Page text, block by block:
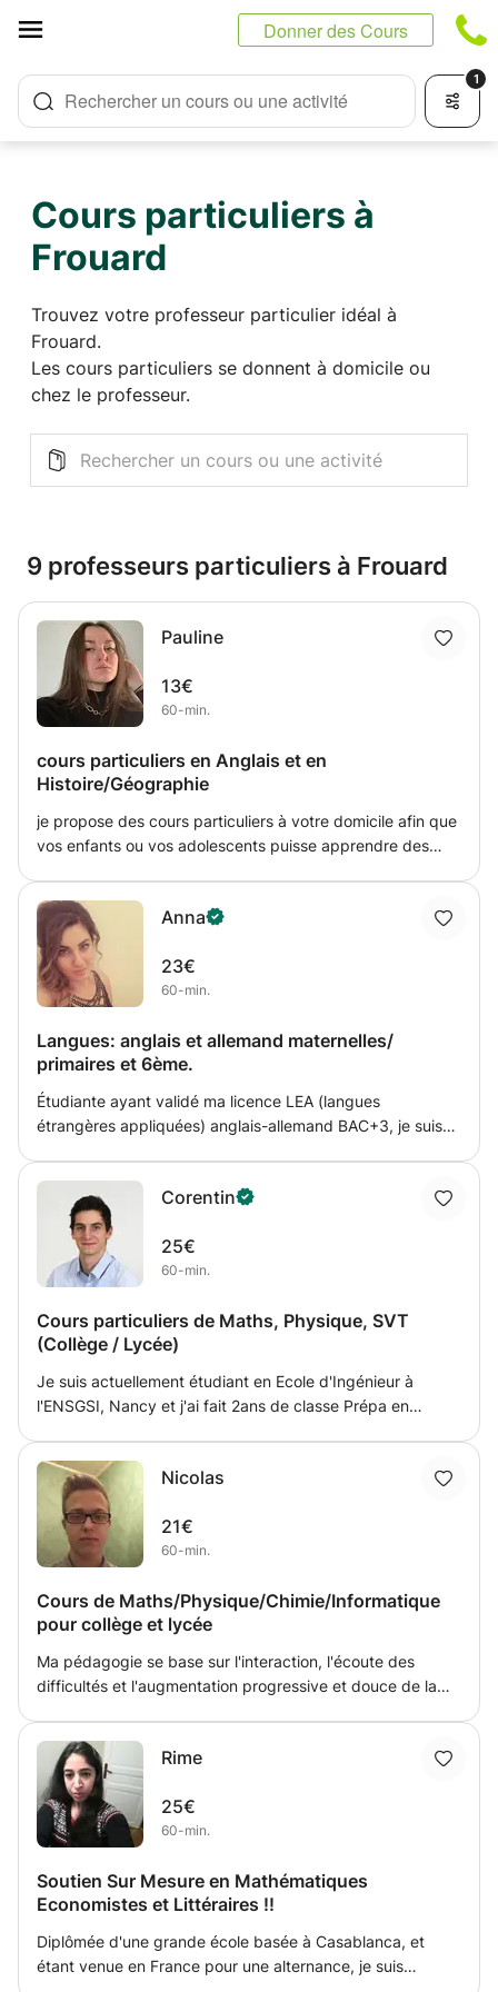
Donner des Cours
Rechercher un cours ou une activité
1
Cours particuliers à
Frouard
Trouvez votre professeur particulier idéal à
Frouard.
Les cours particuliers se donnent à domicile ou
chez le professeur.
9 professeurs particuliers à Frouard
Pauline
13€
60-min.
cours particuliers en Anglais et en
Histoire/Géographie
je propose des cours particuliers à votre domicile afin que
vos enfants ou vos adolescents puisse apprendre des
faire leurs devoir. Pour information je pourrais aider aussi
les adolescents qui souhaite s'entrainer pour le Grand oral
ou alors leurs contrôles.
Anna
23€
60-min.
Langues: anglais et allemand maternelles/
primaires et 6ème.
Étudiante ayant validé ma licence LEA (langues
étrangères appliquées) anglais-allemand BAC+3, je suis
avec l’agence AnglaisPro, avec plusieurs école maternelle
et primaire. Ma motivation principale: mettre à l’aise
l’élève avec l’anglais et/ou l’allemand (deux langues
remplies d’opportunités!). Je suis aussi disponible afin
/primaire / 6ème. Les cours peuvent se faire à distance
mais aussi à domicile. Plus d'un an d'expérience, je suis
de vous lire, Anna
Corentin
25€
60-min.
Cours particuliers de Maths, Physique, SVT
(Collège / Lycée)
Je suis actuellement étudiant en Ecole d'Ingénieur à
l'ENSGSI, Nancy et j'ai fait 2ans de classe Prépa en
physique et SVT niveau collège et lycée : OBJECTIF
BREVET / BAC Le déroulé de mes séances est le suivant :
-Relecture du cours avec explications des points de
difficulté. -Reprise des exercices fait en cours. -Exercices
disponible dans tout Nancy, en semaine et les week-ends.
Nicolas
21€
60-min.
Cours de Maths/Physique/Chimie/Informatique
pour collège et lycée
Ma pédagogie se base sur l'interaction, l'écoute des
difficultés et l'augmentation progressive et douce de la
possédant une équivalence licence informatique obtenue
au sein d'un école d'ingénieur, j'ai pour objectif de devenir
enseignant. Ainsi, j'ai le souhait d'effectuer une première
approche en donnant des cours particuliers à domicile
collège et le lycée, ainsi que de l'informatique pour le
lycée en particulier.
Rime
25€
60-min.
Soutien Sur Mesure en Mathématiques
Economistes et Littéraires !!
Diplômée d'une grande école basée à Casablanca, et
étant venue en France pour une alternance, je suis